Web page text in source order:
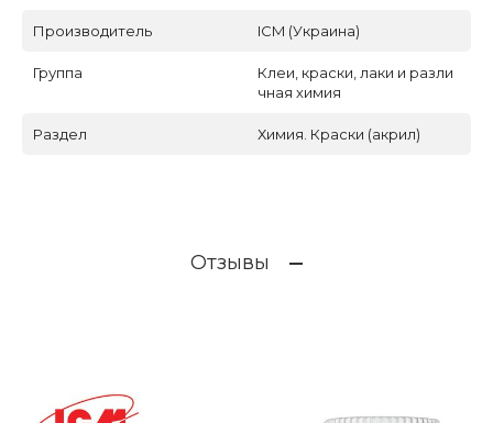
Производитель ICM (Украина)
Группа
Клеи, краски, лаки и разли
чная химия
Раздел Химия. Краски (акрил)
Отзывы